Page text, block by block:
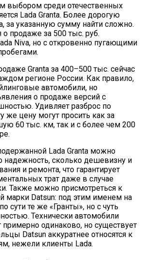
среди отечественных
Lada Granta. Более дорогую
за указанную сумму найти сложно.
продаже за 500 тыс. руб.
Niva, но с откровенно пугающими
Granta за 400–500 тыс. сейчас
регионе России. Как правило,
автомобили, но
о продаже версий с
Удивляет разброс по
же цену могут просить как за
60 тыс. км, так и с более чем 200
Lada Granta можно
надежность, сколько дешевизну и
и ремонта, что гарантирует
трат даже в случае
Также можно присмотреться к
марки Datsun: под этим именем на
сути те же «Гранты», но с чуть
Технически автомобили
примерно одинаково, но существует
Datsun аккуратнее относятся к
нежели клиенты Lada.